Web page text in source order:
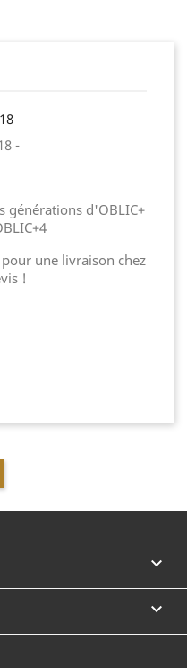
-
générations d'OBLIC+
une livraison chez
!

